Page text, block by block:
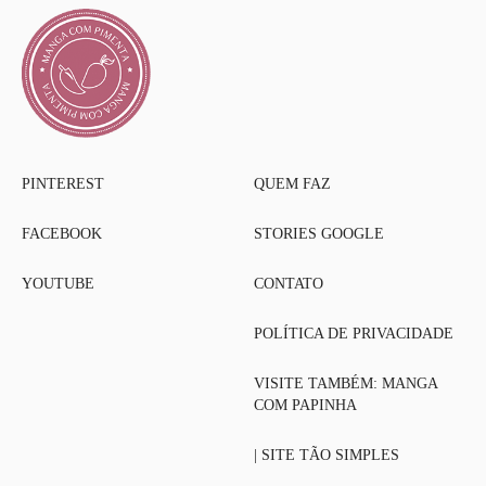
PINTEREST
FACEBOOK
YOUTUBE
QUEM FAZ
STORIES GOOGLE
CONTATO
POLÍTICA DE PRIVACIDADE
VISITE TAMBÉM: MANGA
COM PAPINHA
| SITE TÃO SIMPLES